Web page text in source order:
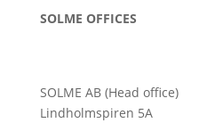
SOLME OFFICES
SOLME AB (Head office)
Lindholmspiren 5A